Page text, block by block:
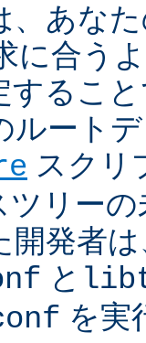
、あな
に合う
するこ
ルート
スクリ
ツリー
開発者
と
を実